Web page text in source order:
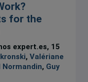
for the
expert.es, 15
,Valériane
Normandin, Guy